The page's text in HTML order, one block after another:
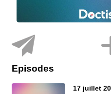
Episodes
17 juillet